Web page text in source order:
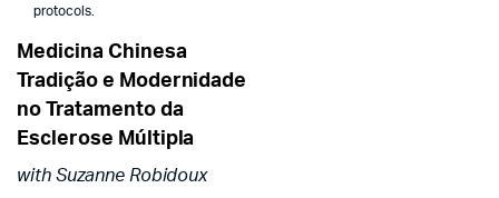
protocols.
Medicina Chinesa
Tradição e Modernidade
no Tratamento da
Esclerose Múltipla
with Suzanne Robidoux